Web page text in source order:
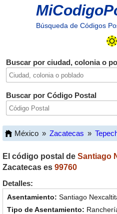
Búsqueda de Códigos
Buscar por ciudad, colonia o
Buscar por Código Postal
México » Zacatecas »
El código postal de Santiago
Zacatecas es 99760
Detalles:
Santiago